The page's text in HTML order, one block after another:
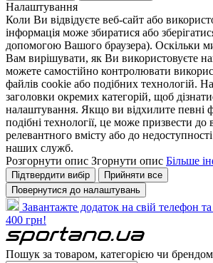
Налаштування
Коли Ви відвідуєте веб-сайт або
інформація може збиратися або
допомогою Вашого браузера). Оскільки
Вам вирішувати, як Ви використовуєте
можете самостійно контролювати
файлів cookie або подібних технологій.
заголовки окремих категорій, щоб
налаштування. Якщо ви відхилите певні
подібні технології, це може призвести
релевантного вмісту або до
наших служб.
Розгорнути опис Згорнути опис Більше
Підтвердити вибір
Прийняти все
Повернутися до налаштувань
Завантажте додаток на свій телефон
400 грн!
Пошук за товаром, категорією чи брендом